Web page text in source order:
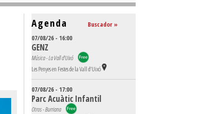
Agenda
Buscador »
07/08/26 - 16:00
GENZ
Música - La Vall d'Uixó
Les Penyes en Festes de la Vall d’Uixó
07/08/26 - 17:00
Parc Acuàtic Infantil
Otros - Burriana